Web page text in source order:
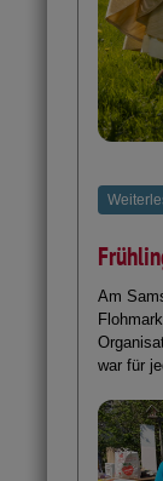
Am
war für